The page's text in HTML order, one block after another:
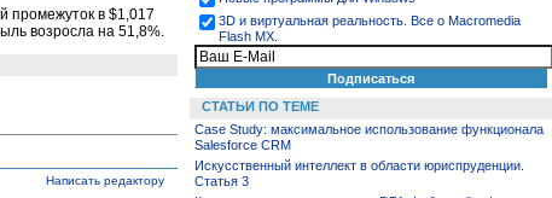
промежуток в $1,017
возросла на 51,8%.
Написать редактору
3D и виртуальная реальность. Все о Macromedia
Flash MX.
СТАТЬИ ПО ТЕМЕ
Case Study: максимальное использование функционала
Salesforce CRM
Искусственный интеллект в области юриспруденции.
Статья 3